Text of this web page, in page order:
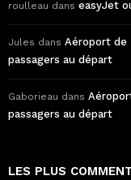
roulleau dans easyJet
Jules dans Aéroport de
passagers au départ
Gaborieau dans
passagers au départ
LES PLUS